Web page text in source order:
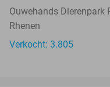
Ouwehands Dierenpark
Rhenen
Verkocht: 3.805